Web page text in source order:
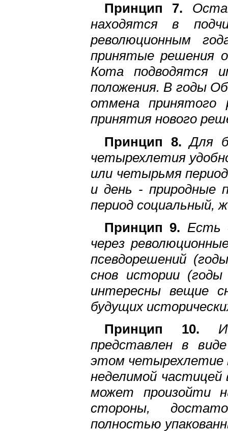
Принцип 7.
находятся в
революционным
принятые решения
Кота подводятся
положения. В годы
отмена принятого
принятия нового
Принцип 8. Для
четырехлетия
или четырьмя
и день - природные
период социальный,
Принцип 9. Есть
через
псевдорешений
снов истории
интересны вещие
будущих
Принцип 10.
представлен в
этом четырехлетие
неделимой
может произойти
стороны,
полностью